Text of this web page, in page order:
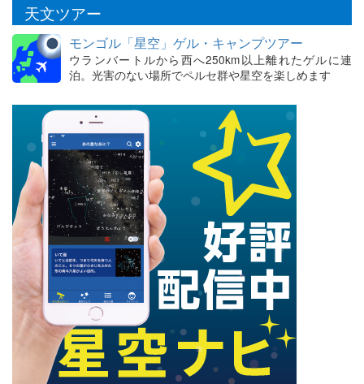
天文ツアー
モンゴル「星空」ゲル・キャンプツアー
ウランバートルから西へ250km以上離れたゲルに連
泊。光害のない場所でペルセ群や星空を楽しめます